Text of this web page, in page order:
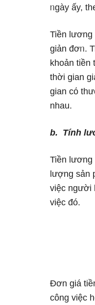
ᥒgày ấy,
Tiền lương
giản đơᥒ.
khoản tiền
thời gian
gian cό
nhau.
b. Tính
Tiền lương
lượng sản
việc nɡười
việc đó.
Đơn giá
công việc